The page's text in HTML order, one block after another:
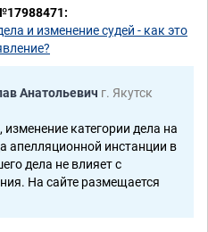
и изменение судей - как это
Анатольевич г. Якутск
категории дела на
апелляционной инстанции в
дела не влияет с
На сайте размещается